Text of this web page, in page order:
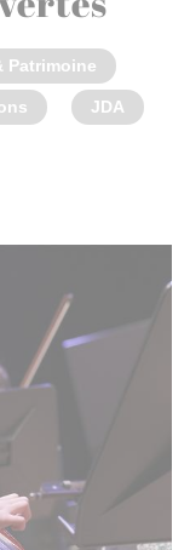
Patrimoine
JDA